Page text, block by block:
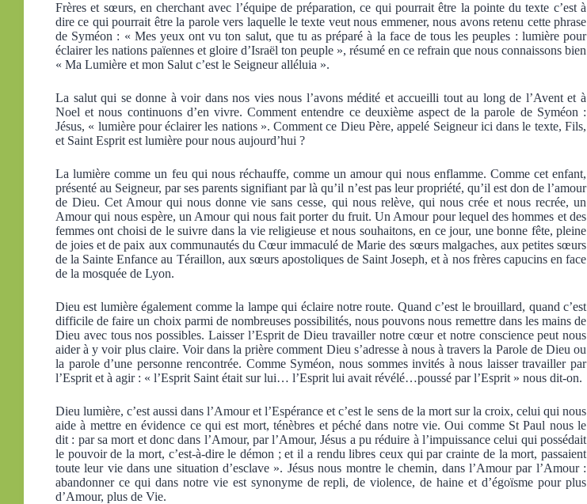
Frères et sœurs, en cherchant avec l’équipe de préparation, ce qui pourrait être la pointe du texte c’est à
dire ce qui pourrait être la parole vers laquelle le texte veut nous emmener, nous avons retenu cette phrase
de Syméon : « Mes yeux ont vu ton salut, que tu as préparé à la face de tous les peuples : lumière pour
éclairer les nations païennes et gloire d’Israël ton peuple », résumé en ce refrain que nous connaissons bien
« Ma Lumière et mon Salut c’est le Seigneur alléluia ».
La salut qui se donne à voir dans nos vies nous l’avons médité et accueilli tout au long de l’Avent et à
Noel et nous continuons d’en vivre. Comment entendre ce deuxième aspect de la parole de Syméon :
Jésus, « lumière pour éclairer les nations ». Comment ce Dieu Père, appelé Seigneur ici dans le texte, Fils,
et Saint Esprit est lumière pour nous aujourd’hui ?
La lumière comme un feu qui nous réchauffe, comme un amour qui nous enflamme. Comme cet enfant,
présenté au Seigneur, par ses parents signifiant par là qu’il n’est pas leur propriété, qu’il est don de l’amour
de Dieu. Cet Amour qui nous donne vie sans cesse, qui nous relève, qui nous crée et nous recrée, un
Amour qui nous espère, un Amour qui nous fait porter du fruit. Un Amour pour lequel des hommes et des
femmes ont choisi de le suivre dans la vie religieuse et nous souhaitons, en ce jour, une bonne fête, pleine
de joies et de paix aux communautés du Cœur immaculé de Marie des sœurs malgaches, aux petites sœurs
de la Sainte Enfance au Téraillon, aux sœurs apostoliques de Saint Joseph, et à nos frères capucins en face
de la mosquée de Lyon.
Dieu est lumière également comme la lampe qui éclaire notre route. Quand c’est le brouillard, quand c’est
difficile de faire un choix parmi de nombreuses possibilités, nous pouvons nous remettre dans les mains de
Dieu avec tous nos possibles. Laisser l’Esprit de Dieu travailler notre cœur et notre conscience peut nous
aider à y voir plus claire. Voir dans la prière comment Dieu s’adresse à nous à travers la Parole de Dieu ou
la parole d’une personne rencontrée. Comme Syméon, nous sommes invités à nous laisser travailler par
l’Esprit et à agir : « l’Esprit Saint était sur lui… l’Esprit lui avait révélé…poussé par l’Esprit » nous dit-on.
Dieu lumière, c’est aussi dans l’Amour et l’Espérance et c’est le sens de la mort sur la croix, celui qui nous
aide à mettre en évidence ce qui est mort, ténèbres et péché dans notre vie. Oui comme St Paul nous le
dit : par sa mort et donc dans l’Amour, par l’Amour, Jésus a pu réduire à l’impuissance celui qui possédait
le pouvoir de la mort, c’est-à-dire le démon ; et il a rendu libres ceux qui par crainte de la mort, passaient
toute leur vie dans une situation d’esclave ». Jésus nous montre le chemin, dans l’Amour par l’Amour :
abandonner ce qui dans notre vie est synonyme de repli, de violence, de haine et d’égoïsme pour plus
d’Amour, plus de Vie.